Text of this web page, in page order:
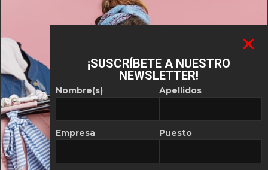
¡SUSCRÍBETE A NUESTRO
NEWSLETTER!
Nombre(s)
Empresa
Apellidos
Puesto